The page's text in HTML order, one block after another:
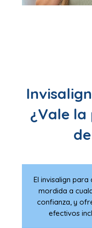
¿Vale la
El invisalign
mordida a
confianza, y
efectivos